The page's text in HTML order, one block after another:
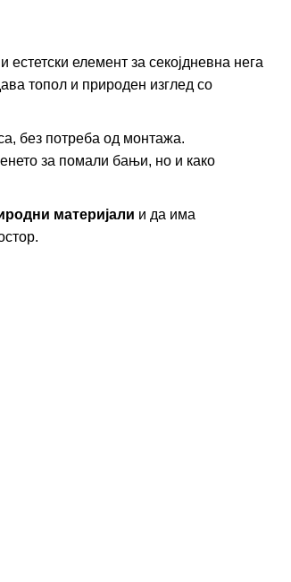
елемент за секојдневна нега
топол и природен изглед со
без потреба од монтажа.
за помали бањи, но и како
материјали и да има